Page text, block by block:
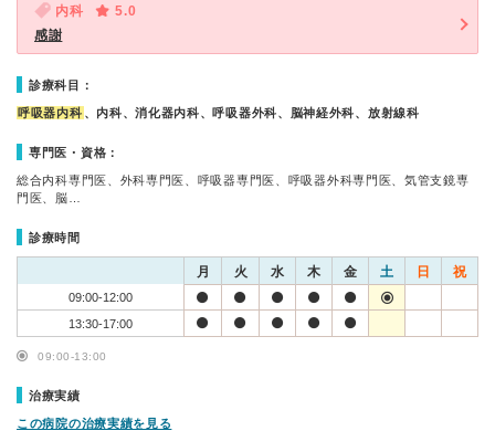
内科
5.0
感謝
診療科目：
呼吸器内科 、内科、消化器内科、呼吸器外科、脳神経外科、放射線科
専門医・資格：
総合内科専門医、外科専門医、呼吸器専門医、呼吸器外科専門医、気管支鏡専
門医、脳…
診療時間
月 火 水 木 金 土 日 祝
09:00-12:00
13:30-17:00
09:00-13:00
治療実績
この病院の治療実績を見る